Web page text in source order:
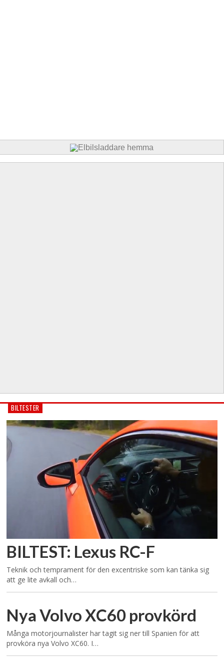
BILTESTER
BILTEST: Lexus RC-F
Teknik och temprament för den excentriske som kan tänka sig
att ge lite avkall och…
Nya Volvo XC60 provkörd
Många motorjournalister har tagit sig ner till Spanien för att
provköra nya Volvo XC60. I…